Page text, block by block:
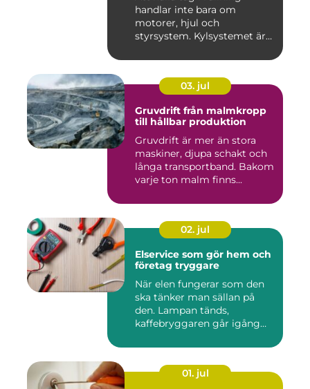
handlar inte bara om
motorer, hjul och
styrsystem. Kylsystemet är
03. jul
Gruvdrift från malmkropp
till hållbar produktion
Gruvdrift är mer än stora
maskiner, djupa schakt och
långa transportband. Bakom
varje ton malm finns...
02. jul
Elservice som gör hem och
företag tryggare
När elen fungerar som den
ska tänker man sällan på
den. Lampan tänds,
kaffebryggaren går igång
01. jul